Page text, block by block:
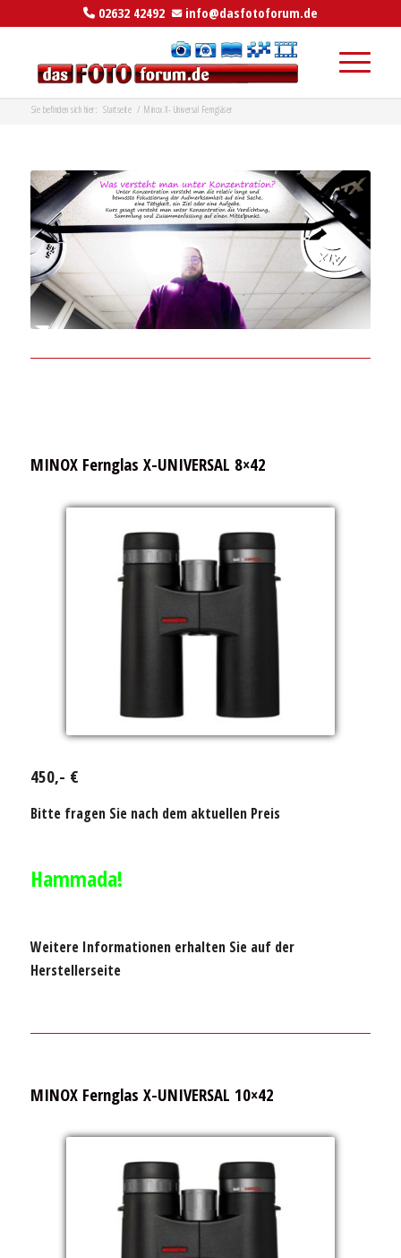
02632 42492 info@dasfotoforum.de
Sie befinden sich hier: Startseite / Minox X- Universal Ferngläser
MINOX Fernglas X-UNIVERSAL 8×42
450,- €
Bitte fragen Sie nach dem aktuellen Preis
Hammada!
Weitere Informationen erhalten Sie auf der
Herstellerseite
MINOX Fernglas X-UNIVERSAL 10×42